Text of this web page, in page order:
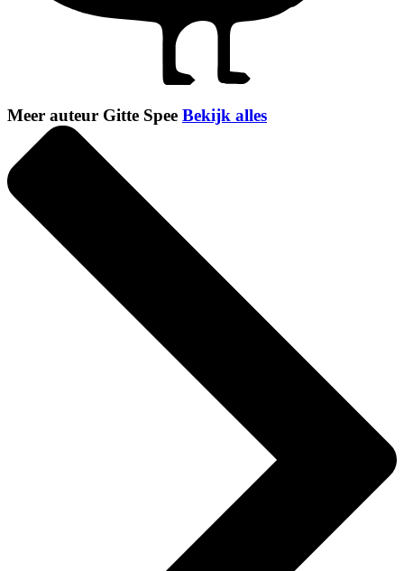
Meer auteur Gitte Spee Bekijk alles